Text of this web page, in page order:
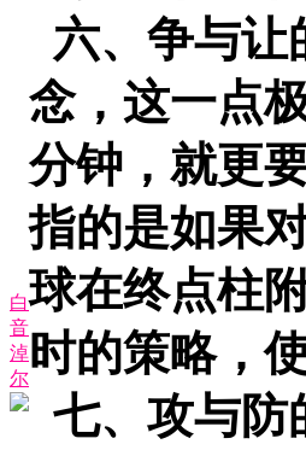
白
音
淖
尔
六、争与让
念，这一点
分钟，就更
指的是如果
球在终点柱
时的策略，
七、攻与防